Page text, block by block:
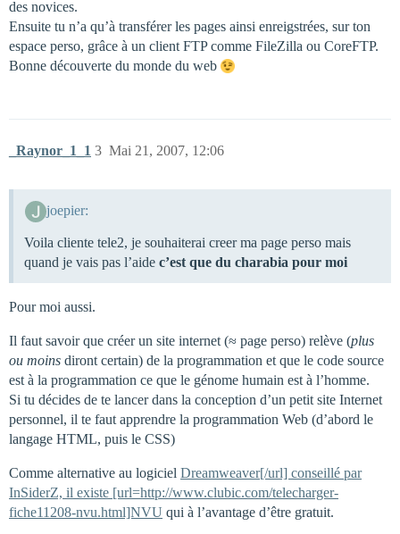
des novices.
Ensuite tu n’a qu’à transférer les pages ainsi enreigstrées, sur ton
espace perso, grâce à un client FTP comme FileZilla ou CoreFTP.
Bonne découverte du monde du web
_Raynor_1_1 Mai 21, 2007, 12:06
3
joepier:
Voila cliente tele2, je souhaiterai creer ma page perso mais
quand je vais pas l’aide c’est que du charabia pour moi
Pour moi aussi.
Il faut savoir que créer un site internet (≈ page perso) relève (plus
ou moins diront certain) de la programmation et que le code source
est à la programmation ce que le génome humain est à l’homme.
Si tu décides de te lancer dans la conception d’un petit site Internet
personnel, il te faut apprendre la programmation Web (d’abord le
langage HTML, puis le CSS)
Comme alternative au logiciel Dreamweaver[/url] conseillé par
InSiderZ, il existe [url=http://www.clubic.com/telecharger-
fiche11208-nvu.html]NVU qui à l’avantage d’être gratuit.